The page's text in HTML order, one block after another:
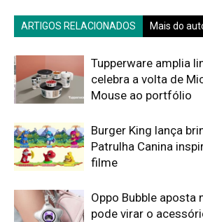
ARTIGOS RELACIONADOS Mais do
Tupperware amplia
celebra a volta de
Mouse ao portfólio
Burger King lança
Patrulha Canina
filme
Oppo Bubble aposta
pode virar o